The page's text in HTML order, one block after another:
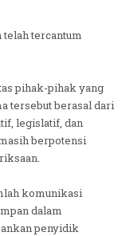
tercantum
pihak-pihak yang
tersebut berasal dari
legislatif, dan
berpotensi
komunikasi
dalam
penyidik